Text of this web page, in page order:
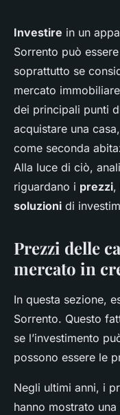
In che
trend del
per
Sorrento?
Investire in un
Sorrento può
soprattutto se
mercato
dei principali punti
acquistare una
come seconda
Alla luce di ciò,
riguardano i prezzi,
soluzioni di
Prezzi delle
mercato in
In questa sezione,
Sorrento. Questo
se l’investimento
possono essere le
Negli ultimi anni, i
hanno mostrato una